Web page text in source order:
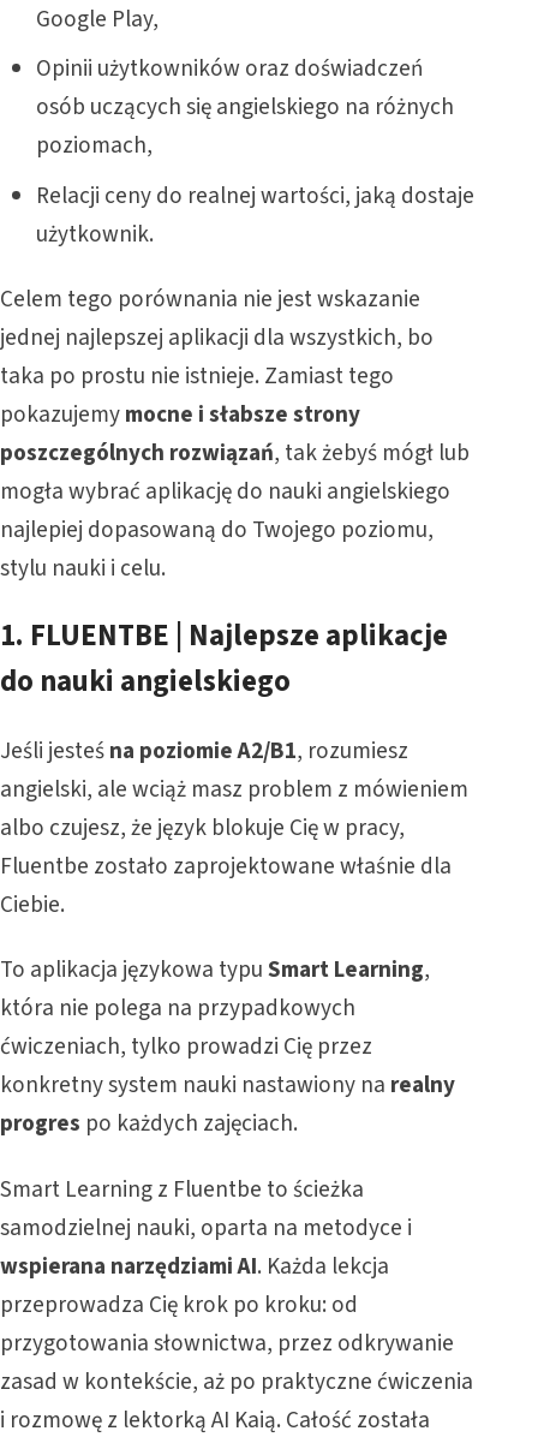
Google Play,
Opinii użytkowników oraz doświadczeń
osób uczących się angielskiego na różnych
poziomach,
Relacji ceny do realnej wartości, jaką dostaje
użytkownik.
Celem tego porównania nie jest wskazanie
jednej najlepszej aplikacji dla wszystkich, bo
taka po prostu nie istnieje. Zamiast tego
pokazujemymocne i słabsze strony
poszczególnych rozwiązań, tak żebyś mógł lub
mogła wybrać aplikację do nauki angielskiego
najlepiej dopasowaną do Twojego poziomu,
stylu nauki i celu.
1. FLUENTBE | Najlepsze aplikacje
do nauki angielskiego
Jeśli jesteśna poziomie A2/B1, rozumiesz
angielski, ale wciąż masz problem z mówieniem
albo czujesz, że język blokuje Cię w pracy,
Fluentbe zostało zaprojektowane właśnie dla
Ciebie.
To aplikacja językowa typuSmart Learning,
która nie polega na przypadkowych
ćwiczeniach, tylko prowadzi Cię przez
konkretny system nauki nastawiony na realny
progres po każdych zajęciach.
Smart Learning z Fluentbe to ścieżka
samodzielnej nauki, oparta na metodyce i
wspierana narzędziami AI. Każda lekcja
przeprowadza Cię krok po kroku: od
przygotowania słownictwa, przez odkrywanie
zasad w kontekście, aż po praktyczne ćwiczenia
i rozmowę z lektorką AI Kaią. Całość została